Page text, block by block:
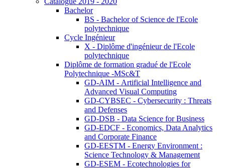
Bachelor
BS - Bachelor of Science de l'Ecole
polytechnique
Cycle Ingénieur
X - Diplôme d'ingénieur de l'Ecole
polytechnique
Diplôme de formation gradué de l'Ecole
Polytechnique -MSc&T
GD-AIM - Artificial Intelligence and
Advanced Visual Computing
GD-CYBSEC - Cybersecurity : Threats
and Defenses
GD-DSB - Data Science for Business
GD-EDCF - Economics, Data Analytics
and Corporate Finance
GD-EESTM - Energy Environment :
Science Technology & Management
GD-ESEM - Ecotechnologies for